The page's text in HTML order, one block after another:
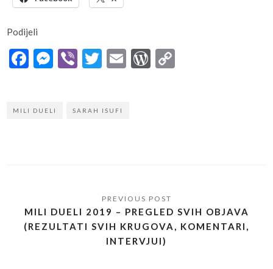
Podijeli
Facebook
Messenger
ViberTwitter
EmailWordPress
MILI DUELI SARAH ISUFI
MILI DUELI 2019 – PREGLED SVIH OBJAVA
(REZULTATI SVIH KRUGOVA, KOMENTARI,
INTERVJUI)